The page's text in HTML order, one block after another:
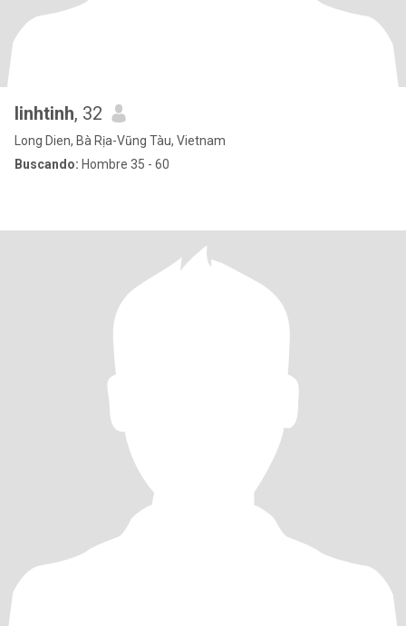
linhtinh, 32
Long Dien, Bà Rịa-Vũng Tàu, Vietnam
Buscando: Hombre 35 - 60